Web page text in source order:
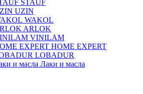
STAUF
UZIN
WAKOL
ARLOK
VINILAM
HOME EXPERT
LOBADUR
Лаки и масла